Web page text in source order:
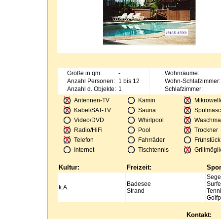
Größe in qm:
-
Anzahl Personen: 1 bis 12
Anzahl d. Objekte: 1
Wohnräume:
Wohn-Schlafzimmer:
Schlafzimmer:
Antennen-TV
Kamin
Kabel/SAT-TV
Sauna
Video/DVD
Whirlpool
Radio/HiFi
Pool
Trockner
Telefon
Fahrräder
Internet
Tischtennis
Kultur: Freizeit:
k.A.
Badesee
Strand
Kontakt: